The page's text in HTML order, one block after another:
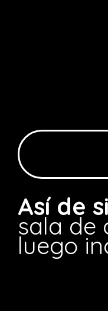
Así de
sala de
luego